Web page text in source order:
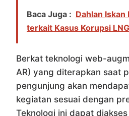
Baca Juga : Dahlan Iskan
terkait Kasus Korupsi
Berkat teknologi web-
AR) yang diterapkan saat
pengunjung akan
kegiatan sesuai dengan
Teknologi ini dapat